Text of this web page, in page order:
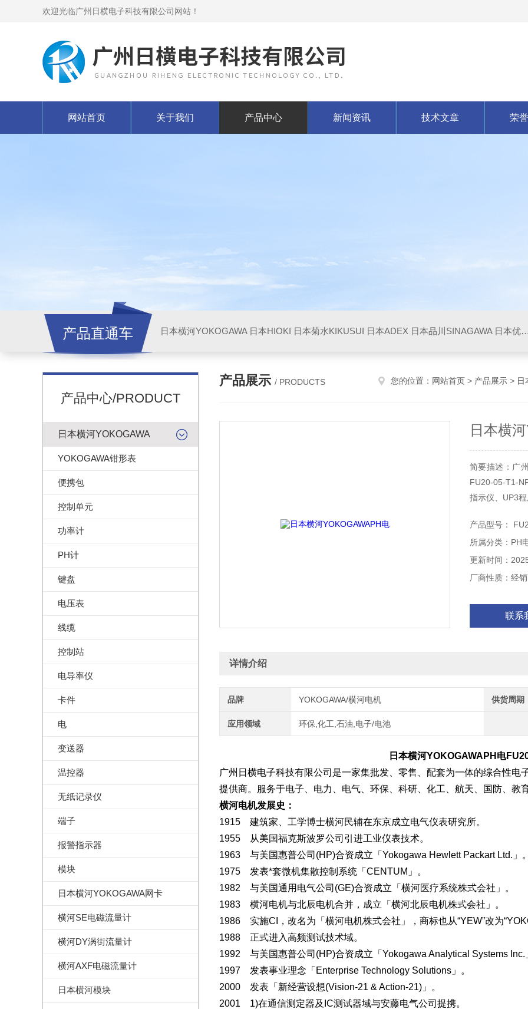
欢迎光临广州日横电子科技有限公司网站！
网站首页 关于我们 产品中心 新闻资讯 技术文章 荣
产品直通车 日本横河YOKOGAWA 日本HIOKI 日本菊水KIKUSUI 日本ADEX 日本品川SINAGAWA 日本优利UNITTA
产品中心/PRODUCT
日本横河YOKOGAWA
YOKOGAWA钳形表
便携包
控制单元
功率计
PH计
键盘
电压表
线缆
控制站
电导率仪
卡件
电
变送器
温控器
无纸记录仪
端子
报警指示器
模块
日本横河YOKOGAWA网卡
横河SE电磁流量计
横河DY涡街流量计
横河AXF电磁流量计
日本横河模块
产品展示 / PRODUCTS 您的位置： 网站首页 > 产品展示 > 日
日本横
简要描述：广
FU20-05-T1-
指示仪、UP3
产品型号：
所属分类：PH
更新时间：
厂商性质：经
联系
详情介绍
品牌 YOKOGAWA/横河电机 供货周期
应用领域 环保,化工,石油,电子/电池
日本横河YOKOGAWAPH电
广州日横电子科技有限公司是一家集批发、零售、配套为一体的综合性
提供商。服务于电子、电力、电气、环保、科研、化工、航天、国防、教
横河电机发展史：
1915 建筑家、工学博士横河民辅在东京成立电气仪表研究所。
1955 从美国福克斯波罗公司引进工业仪表技术。
1963 与美国惠普公司(HP)合资成立「Yokogawa Hewlett Packart Ltd.」。
1975 发表*套微机集散控制系统「CENTUM」。
1982 与美国通用电气公司(GE)合资成立「横河医疗系统株式会社」。
1983 横河电机与北辰电机合并，成立「横河北辰电机株式会社」。
1986 实施CI，改名为「横河电机株式会社」，商标也从“YEW”改为
1988 正式进入高频测试技术域。
1992 与美国惠普公司(HP)合资成立「Yokogawa Analytical Systems Inc.
1997 发表事业理念「Enterprise Technology Solutions」。
2000 发表「新经营设想(Vision-21 & Action-21)」。
2001 1)在通信测定器及IC测试器域与安藤电气公司提携。